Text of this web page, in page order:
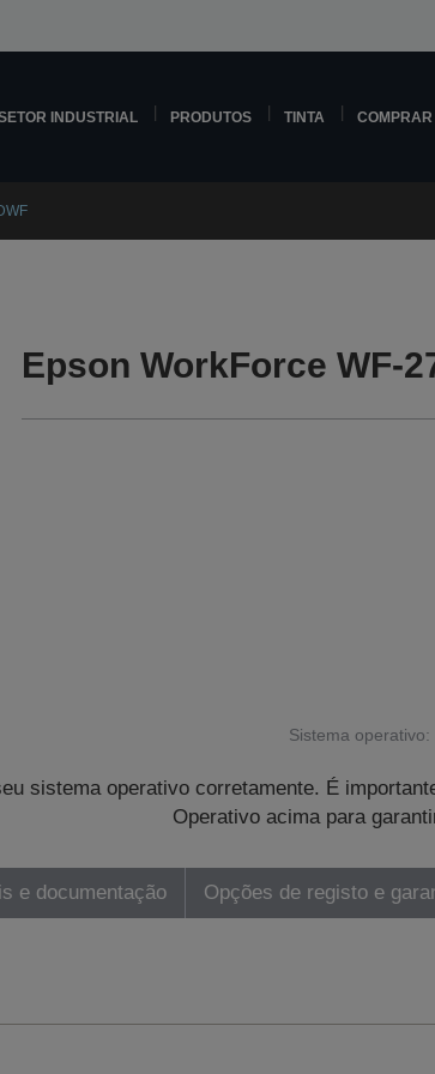
INDUSTRIAL PRODUTOS TINTA
Epson WorkForce WF-
Sistema operativo:
sistema operativo corretamente. É
Operativo acima para
e documentação Opções de registo e